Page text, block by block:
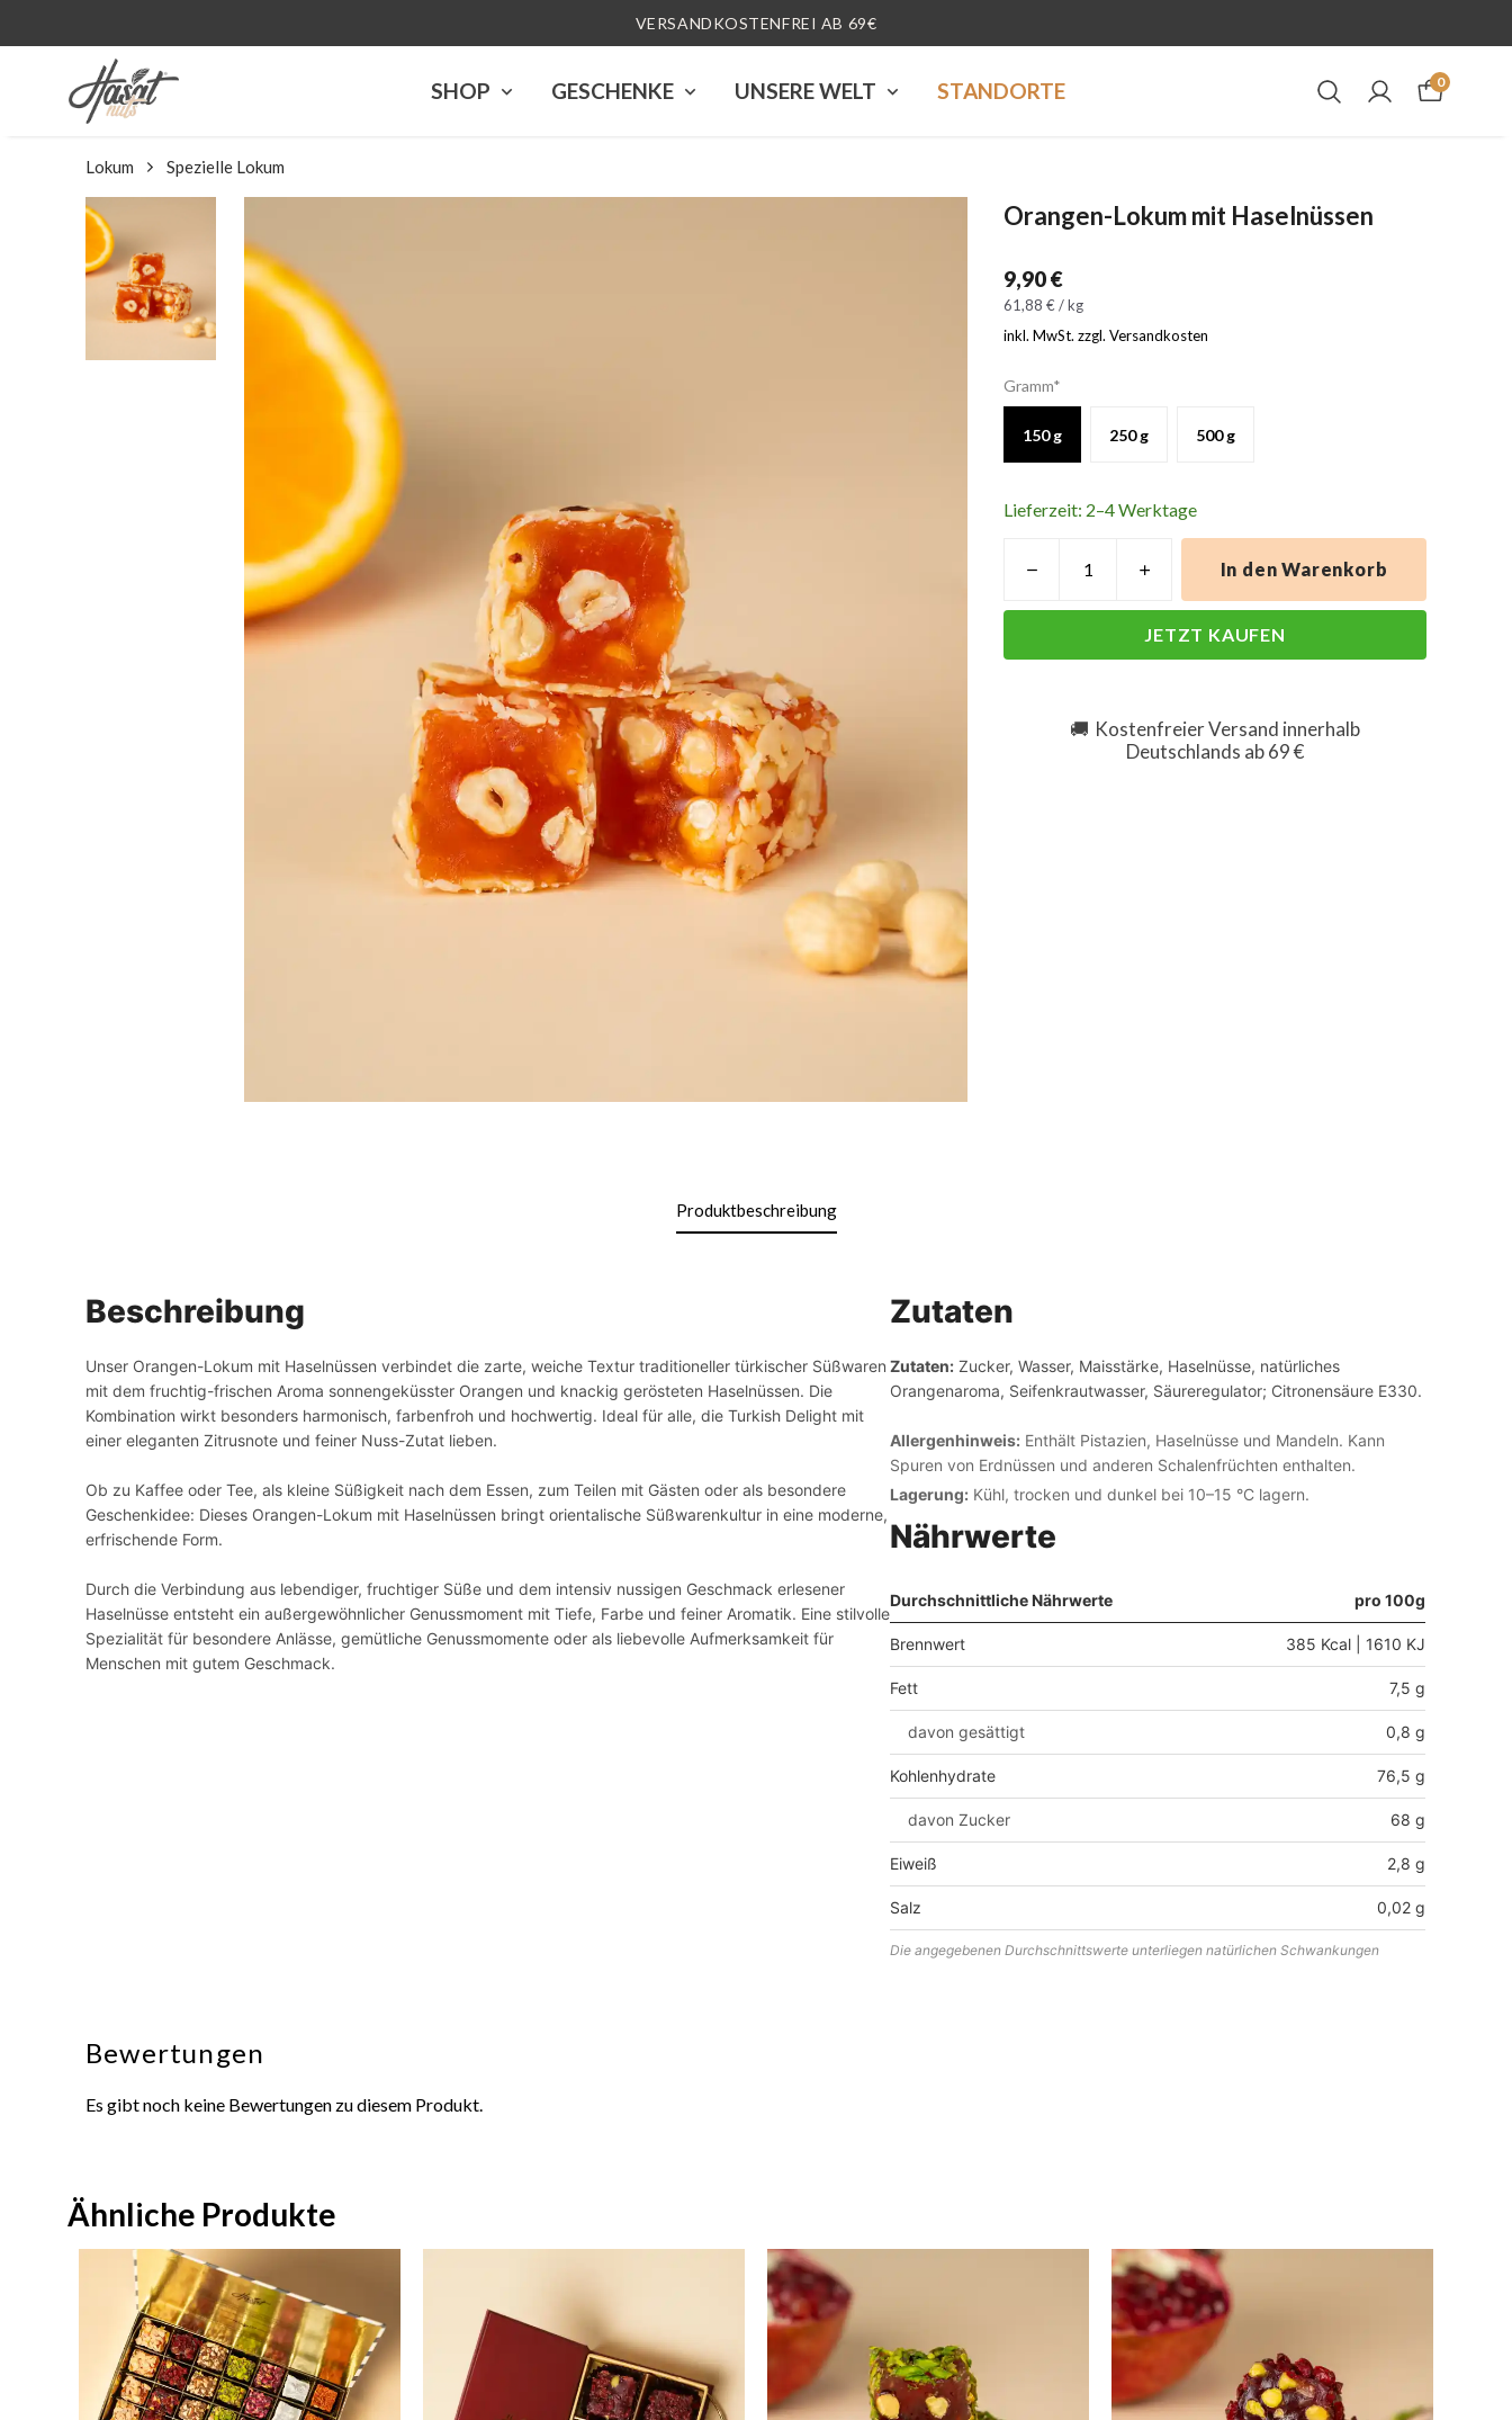
HANDVERLESENE QUALITÄT
SHOP GESCHENKE UNSERE WELT STANDORTE 0
Lokum Spezielle Lokum
Orangen-Lokum mit Haselnüssen
9,90 €
61,88 € / kg
inkl. MwSt. zzgl. Versandkosten
Gramm*
150 g 250 g 500 g
Lieferzeit: 2–4 Werktage
In den Warenkorb
JETZT KAUFEN
🚚 Kostenfreier Versand innerhalb
Deutschlands ab 69 €
Produktbeschreibung
Beschreibung
Unser Orangen-Lokum mit Haselnüssen verbindet die zarte, weiche Textur traditioneller türkischer Süßwaren
mit dem fruchtig-frischen Aroma sonnengeküsster Orangen und knackig gerösteten Haselnüssen. Die
Kombination wirkt besonders harmonisch, farbenfroh und hochwertig. Ideal für alle, die Turkish Delight mit
einer eleganten Zitrusnote und feiner Nuss-Zutat lieben.
Ob zu Kaffee oder Tee, als kleine Süßigkeit nach dem Essen, zum Teilen mit Gästen oder als besondere
Geschenkidee: Dieses Orangen-Lokum mit Haselnüssen bringt orientalische Süßwarenkultur in eine moderne,
erfrischende Form.
Durch die Verbindung aus lebendiger, fruchtiger Süße und dem intensiv nussigen Geschmack erlesener
Haselnüsse entsteht ein außergewöhnlicher Genussmoment mit Tiefe, Farbe und feiner Aromatik. Eine stilvolle
Spezialität für besondere Anlässe, gemütliche Genussmomente oder als liebevolle Aufmerksamkeit für
Menschen mit gutem Geschmack.
Zutaten
Zutaten: Zucker, Wasser, Maisstärke, Haselnüsse, natürliches
Orangenaroma, Seifenkrautwasser, Säureregulator; Citronensäure E330.
Allergenhinweis: Enthält Pistazien, Haselnüsse und Mandeln. Kann
Spuren von Erdnüssen und anderen Schalenfrüchten enthalten.
Lagerung: Kühl, trocken und dunkel bei 10–15 °C lagern.
Nährwerte
Durchschnittliche Nährwerte pro 100g
Brennwert 385 Kcal | 1610 KJ
Fett 7,5 g
davon gesättigt 0,8 g
Kohlenhydrate 76,5 g
davon Zucker 68 g
Eiweiß 2,8 g
Salz 0,02 g
Die angegebenen Durchschnittswerte unterliegen natürlichen Schwankungen
Bewertungen
Es gibt noch keine Bewertungen zu diesem Produkt.
Ähnliche Produkte